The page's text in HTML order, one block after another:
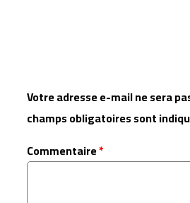
Votre adresse e-mail ne sera
champs obligatoires sont
Commentaire*